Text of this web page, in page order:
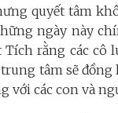
quyết tâm
ngày này
rằng các cô
tâm sẽ
với các con và